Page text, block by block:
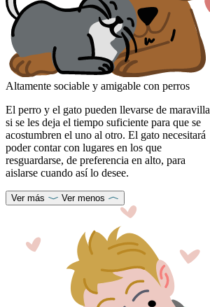
Altamente sociable y amigable con perros
El perro y el gato pueden llevarse de maravilla
si se les deja el tiempo suficiente para que se
acostumbren el uno al otro. El gato necesitará
poder contar con lugares en los que
resguardarse, de preferencia en alto, para
aislarse cuando así lo desee.
Ver más Ver menos